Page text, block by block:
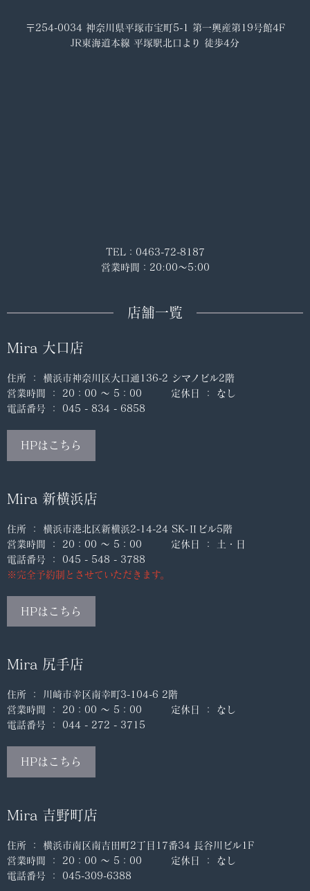
〒254-0034 神奈川県平塚市宝町5-1 第一興産第19号館4F
JR東海道本線 平塚駅北口より 徒歩4分
TEL：0463-72-8187
営業時間：20:00～5:00
店舗一覧
Mira 大口店
住所 ： 横浜市神奈川区大口通136-2 シマノビル2階
営業時間 ： 20：00 ～ 5：00 定休日 ： なし
電話番号 ： 045 - 834 - 6858
HPはこちら
Mira 新横浜店
住所 ： 横浜市港北区新横浜2-14-24 SK-Ⅱビル5階
営業時間 ： 20：00 ～ 5：00 定休日 ： 土・日
電話番号 ： 045 - 548 - 3788
※完全予約制とさせていただきます。
HPはこちら
Mira 尻手店
住所 ： 川崎市幸区南幸町3-104-6 2階
営業時間 ： 20：00 ～ 5：00 定休日 ： なし
電話番号 ： 044 - 272 - 3715
HPはこちら
Mira 吉野町店
住所 ： 横浜市南区南吉田町2丁目17番34 長谷川ビル1F
営業時間 ： 20：00 ～ 5：00 定休日 ： なし
電話番号 ： 045-309-6388